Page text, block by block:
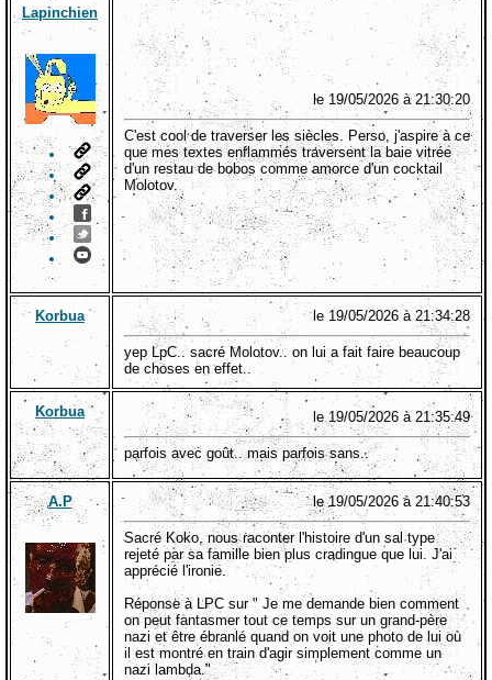
Lapinchien
le 19/05/2026 à 21:30:20
C'est cool de traverser les siècles. Perso, j'aspire à ce
que mes textes enflammés traversent la baie vitrée
d'un restau de bobos comme amorce d'un cocktail
Molotov.
Korbua le 19/05/2026 à 21:34:28
yep LpC.. sacré Molotov.. on lui a fait faire beaucoup
de choses en effet..
Korbua le 19/05/2026 à 21:35:49
parfois avec goût.. mais parfois sans..
A.P le 19/05/2026 à 21:40:53
Sacré Koko, nous raconter l'histoire d'un sal type
rejeté par sa famille bien plus cradingue que lui. J'ai
apprécié l'ironie.
Réponse à LPC sur " Je me demande bien comment
on peut fantasmer tout ce temps sur un grand-père
nazi et être ébranlé quand on voit une photo de lui où
il est montré en train d'agir simplement comme un
nazi lambda."